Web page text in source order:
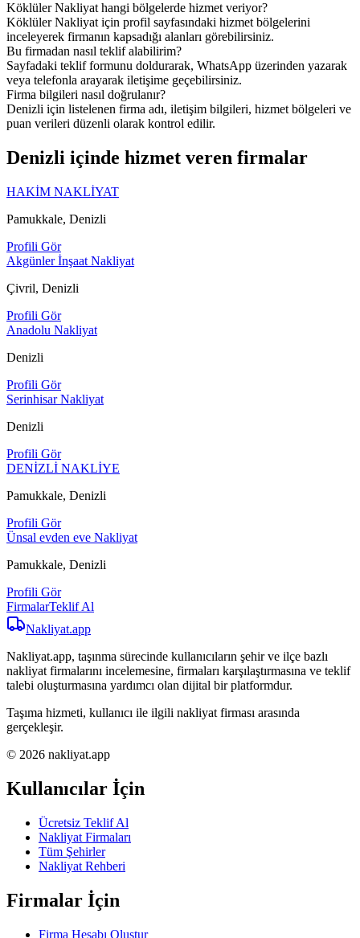
Köklüler Nakliyat hangi bölgelerde hizmet veriyor?
Köklüler Nakliyat için profil sayfasındaki hizmet bölgelerini
inceleyerek firmanın kapsadığı alanları görebilirsiniz.
Bu firmadan nasıl teklif alabilirim?
Sayfadaki teklif formunu doldurarak, WhatsApp üzerinden yazarak
veya telefonla arayarak iletişime geçebilirsiniz.
Firma bilgileri nasıl doğrulanır?
Denizli için listelenen firma adı, iletişim bilgileri, hizmet bölgeleri ve
puan verileri düzenli olarak kontrol edilir.
Denizli içinde hizmet veren firmalar
HAKİM NAKLİYAT
Pamukkale, Denizli
Profili Gör
Akgünler İnşaat Nakliyat
Çivril, Denizli
Profili Gör
Anadolu Nakliyat
Denizli
Profili Gör
Serinhisar Nakliyat
Denizli
Profili Gör
DENİZLİ NAKLİYE
Pamukkale, Denizli
Profili Gör
Ünsal evden eve Nakliyat
Pamukkale, Denizli
Profili Gör
FirmalarTeklif Al
Nakliyat.app
Nakliyat.app, taşınma sürecinde kullanıcıların şehir ve ilçe bazlı
nakliyat firmalarını incelemesine, firmaları karşılaştırmasına ve teklif
talebi oluşturmasına yardımcı olan dijital bir platformdur.
Taşıma hizmeti, kullanıcı ile ilgili nakliyat firması arasında
gerçekleşir.
© 2026 nakliyat.app
Kullanıcılar İçin
Ücretsiz Teklif Al
Nakliyat Firmaları
Tüm Şehirler
Nakliyat Rehberi
Firmalar İçin
Firma Hesabı Oluştur